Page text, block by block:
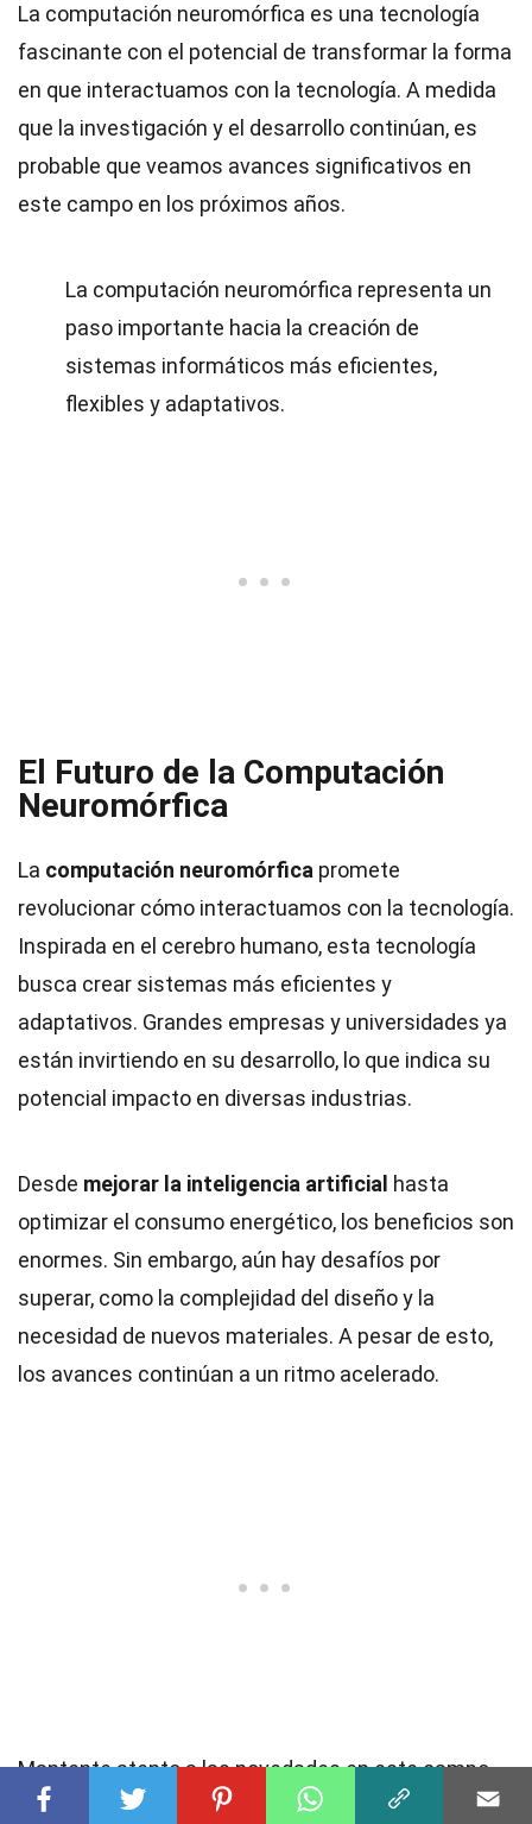
La computación neuromórfica es una tecnología
fascinante con el potencial de transformar la forma
en que interactuamos con la tecnología. A medida
que la investigación y el desarrollo continúan, es
probable que veamos avances significativos en
este campo en los próximos años.
La computación neuromórfica representa un
paso importante hacia la creación de
sistemas informáticos más eficientes,
flexibles y adaptativos.
El Futuro de la Computación
Neuromórfica
La computación neuromórfica promete
revolucionar cómo interactuamos con la tecnología.
Inspirada en el cerebro humano, esta tecnología
busca crear sistemas más eficientes y
adaptativos. Grandes empresas y universidades ya
están invirtiendo en su desarrollo, lo que indica su
potencial impacto en diversas industrias.
Desde mejorar la inteligencia artificial hasta
optimizar el consumo energético, los beneficios son
enormes. Sin embargo, aún hay desafíos por
superar, como la complejidad del diseño y la
necesidad de nuevos materiales. A pesar de esto,
los avances continúan a un ritmo acelerado.
Mantente atento a las novedades en este campo.
La computación neuromórfica no solo cambiará la